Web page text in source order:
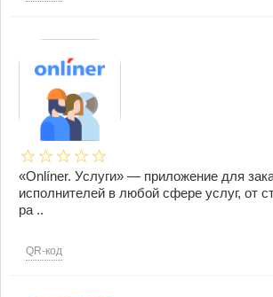
«Onlíner. Услуги» — приложение для
исполнителей в любой сфере услуг, от
ра ..
QR-код